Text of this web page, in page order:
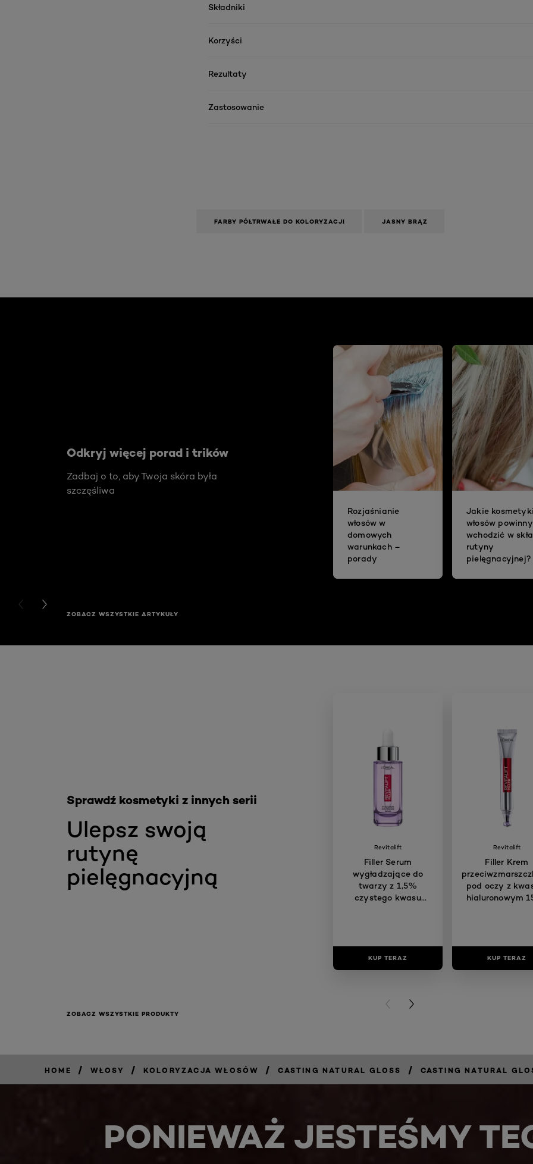
Składniki
Korzyści
Rezultaty
Zastosowanie
FARBY PÓŁTRWAŁE DO KOLORYZACJI JASNY BRĄZ
Odkryj więcej porad i trików
Zadbaj o to, aby Twoja skóra była
szczęśliwa
Rozjaśnianie
włosów w
domowych
warunkach –
porady
Jakie
włosów powinny
wchodzić w
rutyny
pielęgnacyjnej?
PREVIOUS CARD
NEXT CARD
ZOBACZ WSZYSTKIE ARTYKUŁY
Ulepsz swoją
rutynę
pielęgnacyjną
Sprawdź kosmetyki z innych serii
Revitalift
Filler Serum
wygładzające do
twarzy z 1,5%
czystego kwasu
KUP TERAZ
Revitalift
Filler Krem
pod oczy z
hialuronowym
KUP TERAZ
PREVIOUS CARD
NEXT CARD
ZOBACZ WSZYSTKIE PRODUKTY
HOME / WŁOSY / KOLORYZACJA WŁOSÓW / CASTING NATURAL GLOSS / CASTING NATURAL
PONIEWAŻ JESTEŚMY